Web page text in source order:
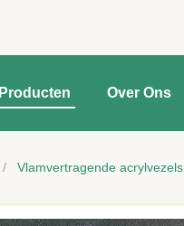
Producten Over Ons
/ Vlamvertragende acrylvezels